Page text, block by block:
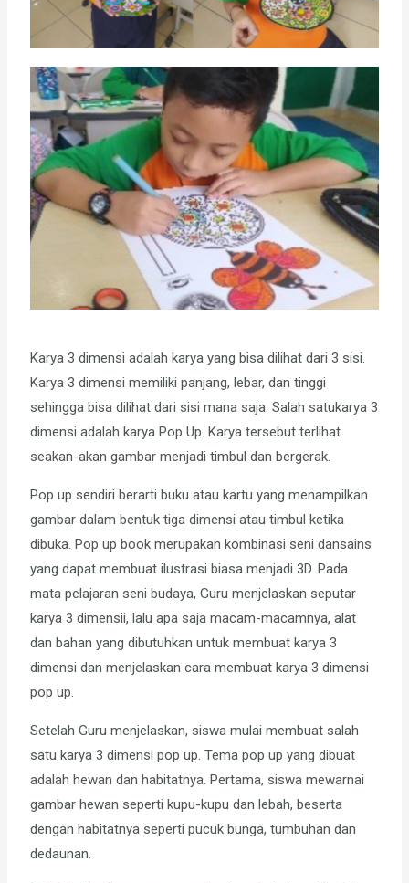
Karya 3 dimensi adalah karya yang bisa dilihat dari 3 sisi.
Karya 3 dimensi memiliki panjang, lebar, dan tinggi
sehingga bisa dilihat dari sisi mana saja. Salah satukarya 3
dimensi adalah karya Pop Up. Karya tersebut terlihat
seakan-akan gambar menjadi timbul dan bergerak.
Pop up sendiri berarti buku atau kartu yang menampilkan
gambar dalam bentuk tiga dimensi atau timbul ketika
dibuka. Pop up book merupakan kombinasi seni dansains
yang dapat membuat ilustrasi biasa menjadi 3D. Pada
mata pelajaran seni budaya, Guru menjelaskan seputar
karya 3 dimensii, lalu apa saja macam-macamnya, alat
dan bahan yang dibutuhkan untuk membuat karya 3
dimensi dan menjelaskan cara membuat karya 3 dimensi
pop up.
Setelah Guru menjelaskan, siswa mulai membuat salah
satu karya 3 dimensi pop up. Tema pop up yang dibuat
adalah hewan dan habitatnya. Pertama, siswa mewarnai
gambar hewan seperti kupu-kupu dan lebah, beserta
dengan habitatnya seperti pucuk bunga, tumbuhan dan
dedaunan.